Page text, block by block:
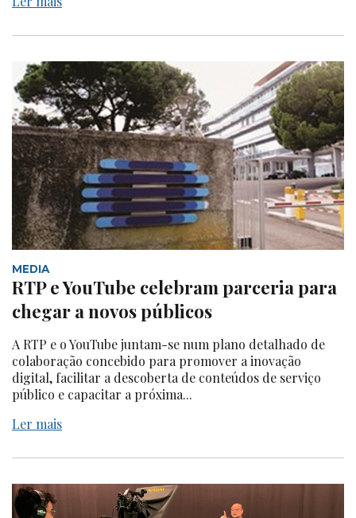
MEDIA
RTP e YouTube celebram parceria para
chegar a novos públicos
A RTP e o YouTube juntam-se num plano detalhado de
colaboração concebido para promover a inovação
digital, facilitar a descoberta de conteúdos de serviço
público e capacitar a próxima...
Ler mais